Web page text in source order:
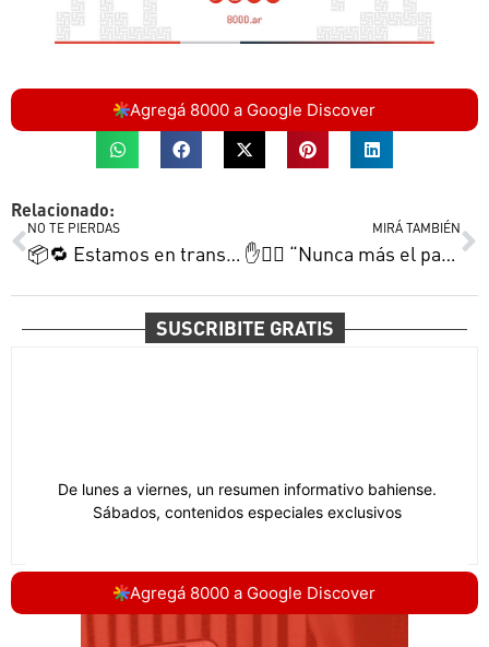
Agregá 8000 a Google Discover
Relacionado:
NO TE PIERDAS MIRÁ TAMBIÉN
SUSCRIBITE GRATIS
Agregá 8000 a Google Discover